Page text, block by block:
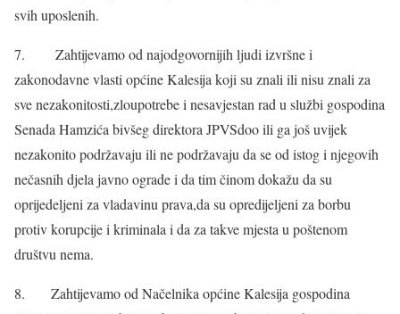
svih uposlenih.
7. Zahtijevamo od najodgovornijih ljudi izvršne i
zakonodavne vlasti općine Kalesija koji su znali ili nisu znali za
sve nezakonitosti,zloupotrebe i nesavjestan rad u službi gospodina
Senada Hamzića bivšeg direktora JPVSdoo ili ga još uvijek
nezakonito podržavaju ili ne podržavaju da se od istog i njegovih
nečasnih djela javno ograde i da tim činom dokažu da su
oprijedeljeni za vladavinu prava,da su opredijeljeni za borbu
protiv korupcije i kriminala i da za takve mjesta u poštenom
društvu nema.
8. Zahtijevamo od Načelnika općine Kalesija gospodina